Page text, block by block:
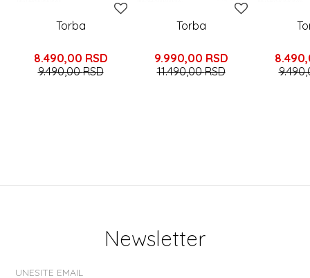
Torba
8.490,00 RSD
9.490,00RSD
Torba
9.990,00 RSD
11.490,00RSD
Newsletter